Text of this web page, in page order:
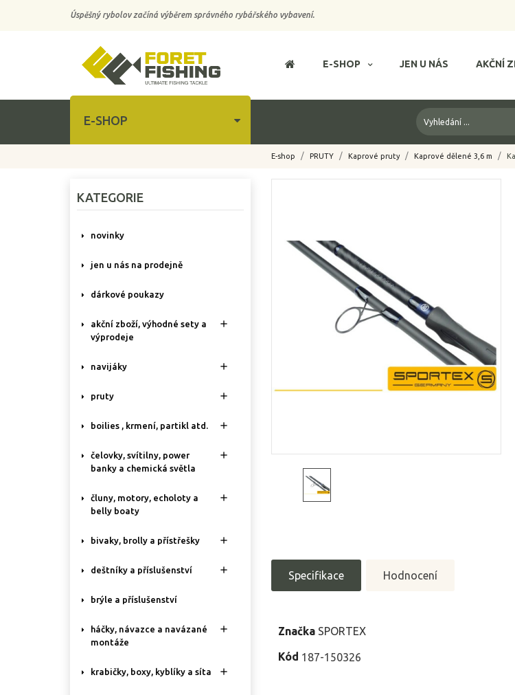
Úspěšný rybolov začíná výběrem správného rybářského vybavení.
E-SHOP JEN U NÁS AKČNÍ
E-SHOP
E-shop PRUTY Kaprové pruty Kaprové dělené 3,6 m
KATEGORIE
novinky
jen u nás na prodejně
dárkové poukazy
akční zboží, výhodné sety a
výprodeje

navijáky 
pruty 
boilies , krmení, partikl atd. 
čelovky, svítilny, power
banky a chemická světla

čluny, motory, echoloty a
belly boaty

bivaky, brolly a přístřešky 
deštníky a příslušenství 
brýle a příslušenství
háčky, návazce a navázané
montáže

krabičky, boxy, kyblíky a síta 
Specifikace Hodnocení
Značka SPORTEX
Kód 187-150326